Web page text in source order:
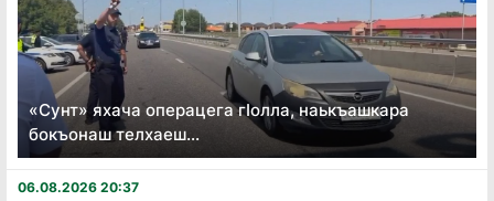
«Сунт» яхача операцега гӏолла, наькъашкара
бокъонаш телхаеш...
06.08.2026 20:37